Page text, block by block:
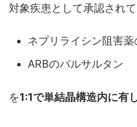
対象疾患として承認されて
ネプリライシン阻害
ARBのバルサルタン
を1:1で単結晶構造内に有